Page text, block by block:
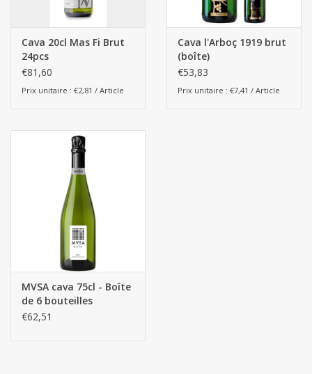
Cava 20cl Mas Fi Brut
24pcs
€81,60
Prix unitaire : €2,81 / Article
Cava l'Arboç 1919 brut
(boîte)
€53,83
Prix unitaire : €7,41 / Article
MVSA cava 75cl - Boîte
de 6 bouteilles
€62,51